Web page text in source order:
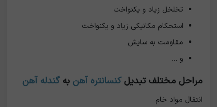
تخلخل زیاد و یکنواخت
استحکام مکانیکی زیاد و یکنواخت
مقاومت به سایش
و ...
مراحل مختلف تبدیلکنسانتره آهن بهگندله آهن
انتقال مواد خام